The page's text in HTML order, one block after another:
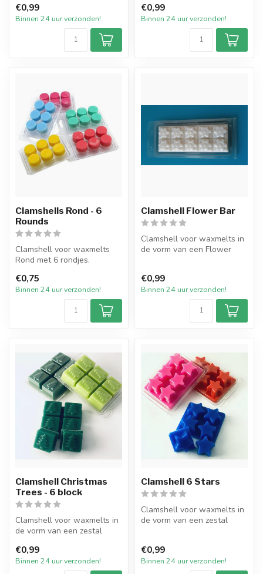
Doorzichtig...
€0,99
Binnen 24 uur verzonden!
...
€0,99
Binnen 24 uur verzonden!
Clamshells Rond - 6
Rounds
Clamshell voor waxmelts
Rond met 6 rondjes.
voor geur...
€0,75
Binnen 24 uur verzonden!
Clamshell Flower Bar
Clamshell voor waxmelts in
de vorm van een Flower
€0,99
Binnen 24 uur verzonden!
Clamshell Christmas
Trees - 6 block
Clamshell voor waxmelts in
de vorm van een zestal
Doorzichtige ...
€0,99
Binnen 24 uur verzonden!
Clamshell 6 Stars
Clamshell voor waxmelts in
de vorm van een zestal
€0,99
Binnen 24 uur verzonden!